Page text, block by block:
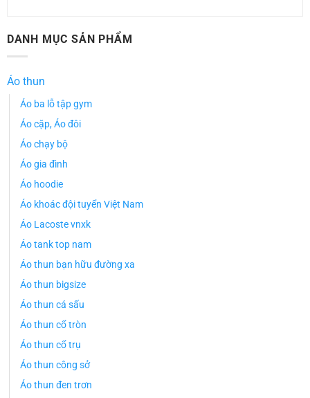
DANH MỤC SẢN PHẨM
Áo thun
Áo ba lỗ tập gym
Áo cặp, Áo đôi
Áo chạy bộ
Áo gia đình
Áo hoodie
Áo khoác đội tuyển Việt Nam
Áo Lacoste vnxk
Áo tank top nam
Áo thun bạn hữu đường xa
Áo thun bigsize
Áo thun cá sấu
Áo thun cổ tròn
Áo thun cổ trụ
Áo thun công sở
Áo thun đen trơn